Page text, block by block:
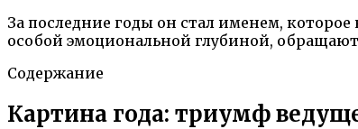
За последние годы он стал именем,
особой эмоциональной глубиной, обращают
Содержание
Картина года: триумф